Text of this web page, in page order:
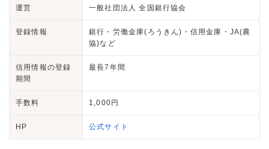
運営 一般社団法人 全国銀行協会
登録情報
銀行・労働金庫(ろうきん)・信用金庫・JA(農
協)など
信用情報の登録
期間
最長7年間
手数料 1,000円
HP 公式サイト